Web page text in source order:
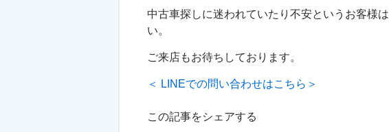
中古車探しに迷われていたり不安というお客様は
い。
ご来店もお待ちしております。
＜ LINEでの問い合わせはこちら＞
この記事をシェアする